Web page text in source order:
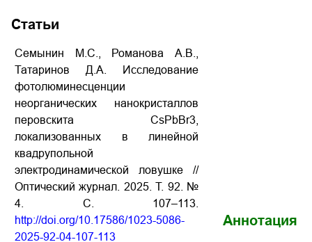
Статьи
Семынин М.С., Романова А.В.,
Татаринов Д.А. Исследование
фотолюминесценции
неорганических нанокристаллов
перовскита CsPbBr3,
локализованных в линейной
квадрупольной
электродинамической ловушке //
Оптический журнал. 2025. Т. 92. №
4. С. 107–113.
http://doi.org/10.17586/1023-5086-
2025-92-04-107-113
Аннотация